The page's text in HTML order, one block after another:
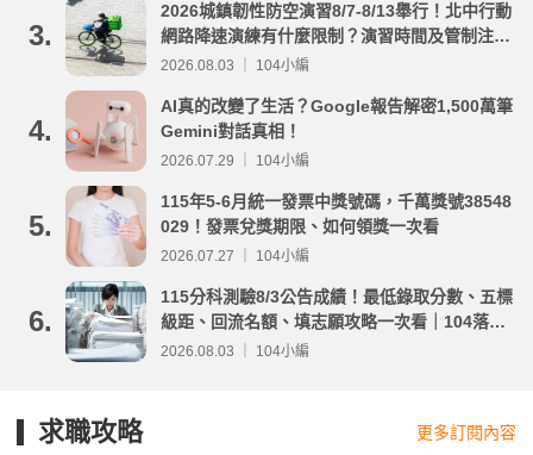
3.
2026城鎮韌性防空演習8/7-8/13舉行！北中行動
網路降速演練有什麼限制？演習時間及管制注意
事項整理
2026.08.03 ｜ 104小編
4.
AI真的改變了生活？Google報告解密1,500萬筆
Gemini對話真相！
2026.07.29 ｜ 104小編
5.
115年5-6月統一發票中獎號碼，千萬獎號38548
029！發票兌獎期限、如何領獎一次看
2026.07.27 ｜ 104小編
6.
115分科測驗8/3公告成績！最低錄取分數、五標
級距、回流名額、填志願攻略一次看｜104落點
分析
2026.08.03 ｜ 104小編
求職攻略 更多訂閱內容